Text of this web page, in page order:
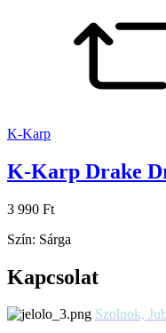
K-Karp
K-Karp Drake
3 990 Ft
Szín: Sárga
Kapcsolat
Szolnok,